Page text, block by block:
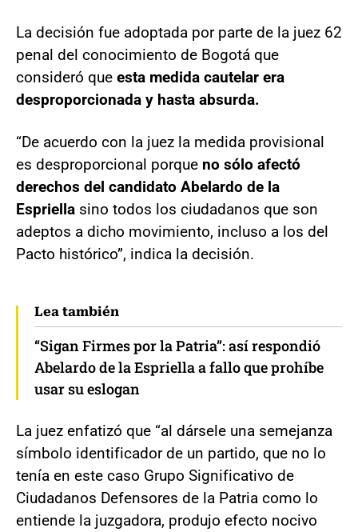
La decisión fue adoptada por parte de la juez 62
penal del conocimiento de Bogotá que
consideró que esta medida cautelar era
desproporcionada y hasta absurda.
“De acuerdo con la juez la medida provisional
es desproporcional porque no sólo afectó
derechos del candidato Abelardo de la
Espriella sino todos los ciudadanos que son
adeptos a dicho movimiento, incluso a los del
Pacto histórico”, indica la decisión.
Lea también
“Sigan Firmes por la Patria”: así respondió
Abelardo de la Espriella a fallo que prohíbe
usar su eslogan
La juez enfatizó que “al dársele una semejanza
símbolo identificador de un partido, que no lo
tenía en este caso Grupo Significativo de
Ciudadanos Defensores de la Patria como lo
entiende la juzgadora, produjo efecto nocivo